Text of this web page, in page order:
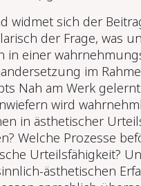
widmet sich der
der Frage, was
in einer
im
Nah am Werk
wird
in ästhetischer
Welche Prozesse
Urteilsfähigkeit?
ästhetischen